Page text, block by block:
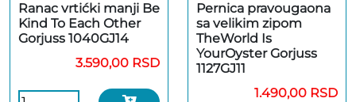
Ranac vrtićki manji Be
Kind To Each Other
Gorjuss 1040GJ14
3.590,00 RSD
Pernica pravougaona
sa velikim zipom
TheWorld Is
YourOyster Gorjuss
1127GJ11
1.490,00 RSD